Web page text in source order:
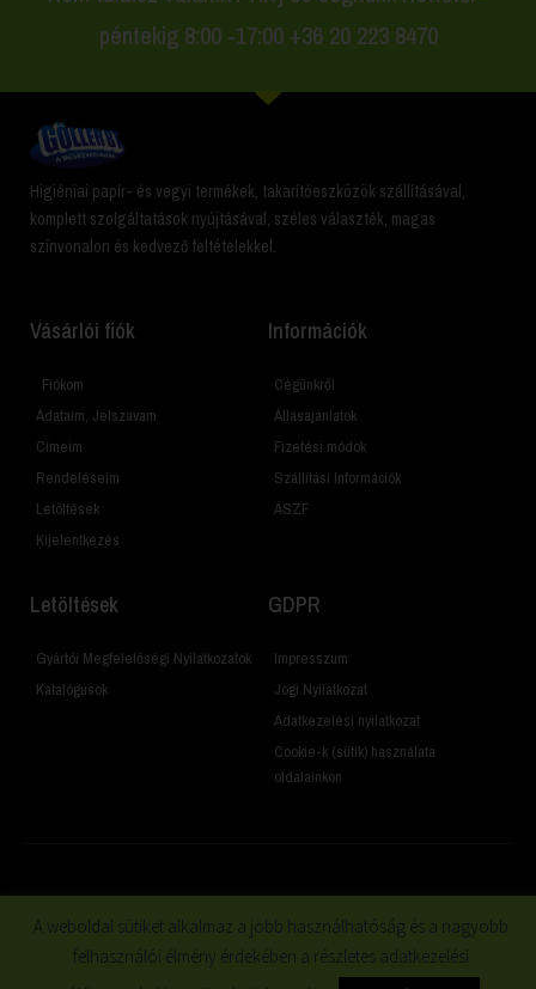
péntekig 8:00 -17:00 +36 20 223 8470
Higiéniai papír- és vegyi termékek, takarítóeszközök szállításával,
komplett szolgáltatások nyújtásával, széles választék, magas
színvonalon és kedvező feltételekkel.
Vásárlói fiók
Fiókom
Adataim, Jelszavam
Címeim
Rendeléseim
Letöltések
Kijelentkezés
Információk
Cégünkről
Állásajánlatok
Fizetési módok
Szállítási Információk
ÁSZF
Letöltések
Gyártói Megfelelőségi Nyilatkozatok
Katalógusok
GDPR
Impresszum
Jogi Nyilatkozat
Adatkezelési nyilatkozat
Cookie-k (sütik) használata
oldalainkon
A weboldal sütiket alkalmaz a jobb használhatóság és a nagyobb
felhasználói élmény érdekében a részletes adatkezelési